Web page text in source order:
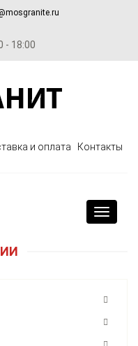
- 18:00
и оплата Контакты
Toggle